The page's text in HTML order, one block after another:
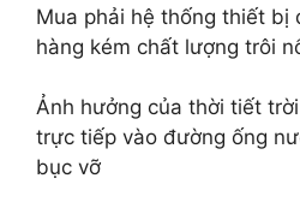
Mua phải hệ thống thiết bị
hàng kém chất lượng trôi
Ảnh hưởng của thời tiết
trực tiếp vào đường ống
bục vỡ